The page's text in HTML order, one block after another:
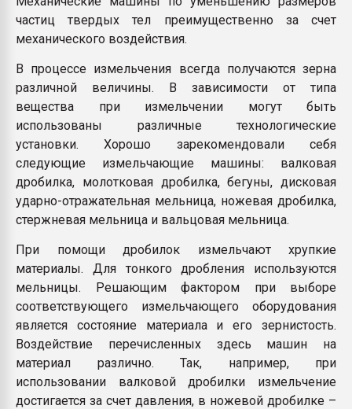
ПЕРЕЙТИ НА
частиц твердых тел преимущественно за счет
механического воздействия.
В процессе измельчения всегда получаются зерна
различной величины. В зависимости от типа
вещества при измельчении могут быть
использованы различные технологические
установки. Хорошо зарекомендовали себя
следующие измельчающие машины: валковая
дробилка, молотковая дробилка, бегуны, дисковая
ударно-отражательная мельница, ножевая дробилка,
стержневая мельница и вальцовая мельница.
При помощи дробилок измельчают хрупкие
материалы. Для тонкого дробления используются
мельницы. Решающим фактором при выборе
соответствующего измельчающего оборудования
является состояние материала и его зернистость.
Воздействие перечисленных здесь машин на
материал различно. Так, например, при
использовании валковой дробилки измельчение
достигается за счет давления, в ножевой дробилке –